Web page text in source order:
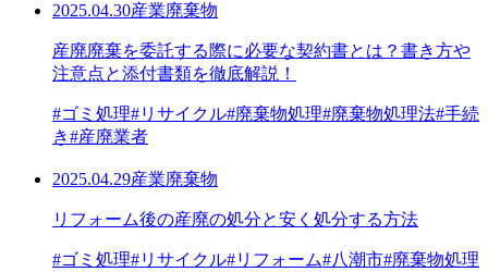
2025.04.30産業廃棄物
産廃廃棄を委託する際に必要な契約書とは？書き方や
注意点と添付書類を徹底解説！
#ゴミ処理#リサイクル#廃棄物処理#廃棄物処理法#手続
き#産廃業者
2025.04.29産業廃棄物
リフォーム後の産廃の処分と安く処分する方法
#ゴミ処理#リサイクル#リフォーム#八潮市#廃棄物処理